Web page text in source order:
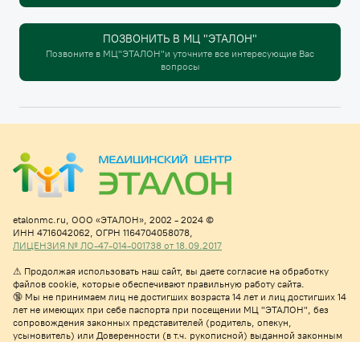
ПОЗВОНИТЬ В МЦ "ЭТАЛОН"
Позвоните в МЦ"ЭТАЛОН"и уточните все интересующие Вас
вопросы
etalonmc.ru, ООО «ЭТАЛОН», 2002 - 2024 ©
ИНН 4716042062, ОГРН 1164704058078,
ЛИЦЕНЗИЯ № ЛО-47-014-001738 от 18.09.2017
⚠ Продолжая использовать наш сайт, вы даете согласие на обработку
файлов cookie, которые обеспечивают правильную работу сайта.
🔞 Мы не принимаем лиц не достигших возраста 14 лет и лиц достигших 14
лет не имеющих при себе паспорта при посещении МЦ "ЭТАЛОН", без
сопровождения законных представителей (родитель, опекун,
усыновитель) или Доверенности (в т.ч. рукописной) выданной законным